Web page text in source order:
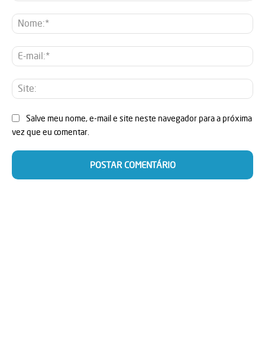
E-
Salve meu nome, e-mail e site neste navegador para a próxima
vez que eu comentar.